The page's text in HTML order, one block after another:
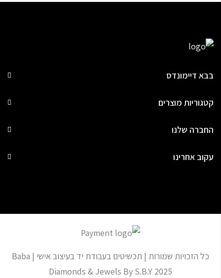
בבא דיימונדס
קטגוריות מוצרים
החברה שלנו
עקוב אחרינו
כל הזכויות שמורות | תכשיטים בעבודת יד בעיצוב אישי | Baba
Diamonds & Jewels By S.B.Y 2025